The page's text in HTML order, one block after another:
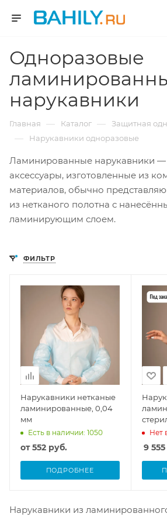
Одноразовые
нарукавники
Главная — Каталог — Защитная
— Нарукавники одноразовые
Ламинированные нарукавники —
аксессуары, изготовленные из
материалов, обычно
из нетканого полотна с
ламинирующим слоем.
ФИЛЬТР
Нарукавники нетканые
ламинированные, 0,04
мм
Есть в наличии: 1050
от552 руб.
ПОДРОБНЕЕ
Нет
9 555
Нарукавники из